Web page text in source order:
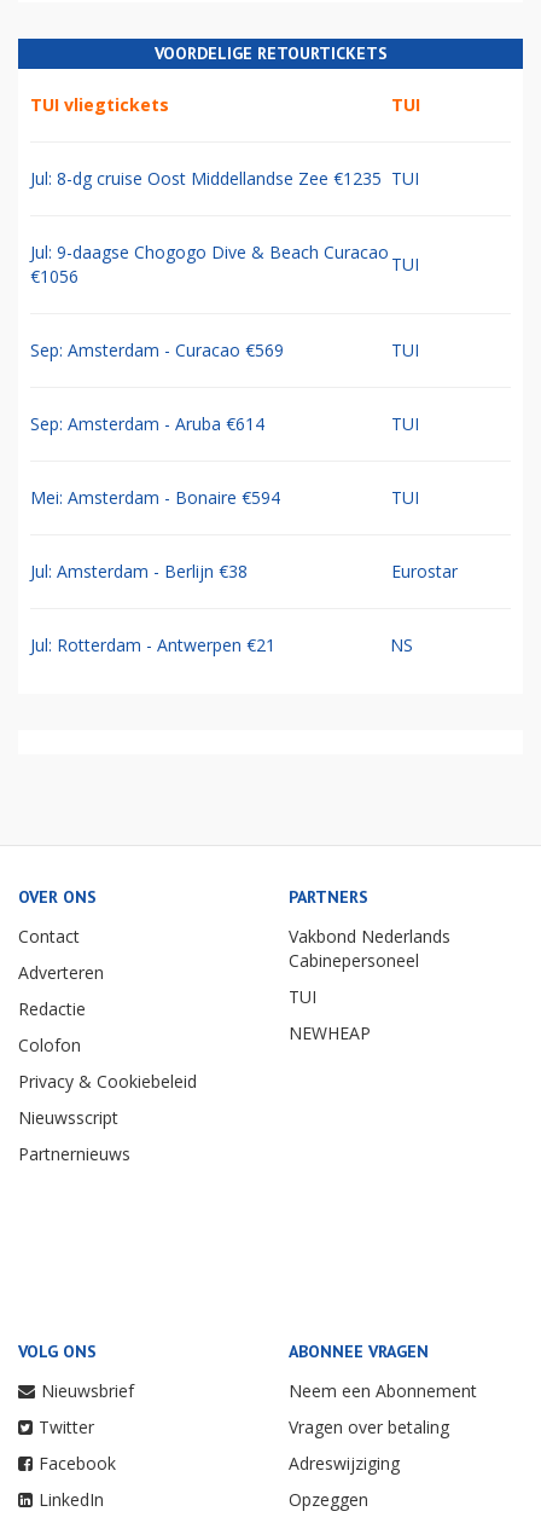
VOORDELIGE RETOURTICKETS
TUI vliegtickets TUI
Jul: 8-dg cruise Oost Middellandse Zee €1235 TUI
Jul: 9-daagse Chogogo Dive & Beach Curacao
€1056
TUI
Sep: Amsterdam - Curacao €569 TUI
Sep: Amsterdam - Aruba €614 TUI
Mei: Amsterdam - Bonaire €594 TUI
Jul: Amsterdam - Berlijn €38 Eurostar
Jul: Rotterdam - Antwerpen €21 NS
OVER ONS
Contact
Adverteren
Redactie
Colofon
Privacy & Cookiebeleid
Nieuwsscript
Partnernieuws
PARTNERS
Vakbond Nederlands
Cabinepersoneel
TUI
NEWHEAP
VOLG ONS
Nieuwsbrief
Twitter
Facebook
LinkedIn
ABONNEE VRAGEN
Neem een Abonnement
Vragen over betaling
Adreswijziging
Opzeggen